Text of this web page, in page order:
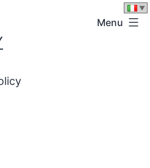
Menu